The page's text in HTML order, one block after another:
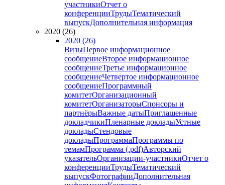
участникиОтчет о
конференцииТрудыТематический
выпускДополнительная информация
2020 (26)
2020 (26)
ВизыПервое информационное
сообщениеВторое информационное
сообщениеТретье информационное
сообщениеЧетвертое информационное
сообщениеПрограммный
комитетОрганизационный
комитетОрганизаторыСпонсоры и
партнёрыВажные датыПриглашенные
докладчикиПленарные докладыУстные
докладыСтендовые
докладыПрограммаПрограммы по
темамПрограмма (.pdf)Авторский
указательОрганизации-участникиОтчет о
конференцииТрудыТематический
выпускФотографииДополнительная